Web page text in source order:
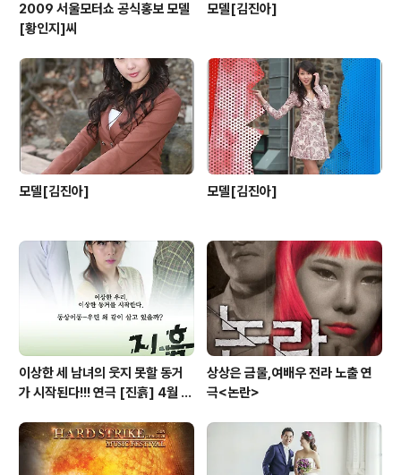
2009 서울모터쇼 공식홍보 모델
[황인지]씨
모델[김진아]
모델[김진아] 모델[김진아]
이상한 세 남녀의 웃지 못할 동거
가 시작된다!!! 연극 [진흙] 4월 3
상상은 금물,여배우 전라 노출 연
극<논란>